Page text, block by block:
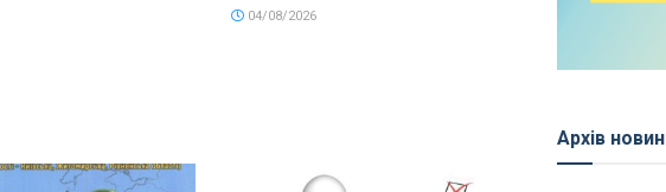
04/08/2026
Архів новин